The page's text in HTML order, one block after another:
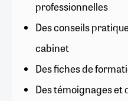
professionnelles
Des conseils
cabinet
Des fiches de
Des témoignages et